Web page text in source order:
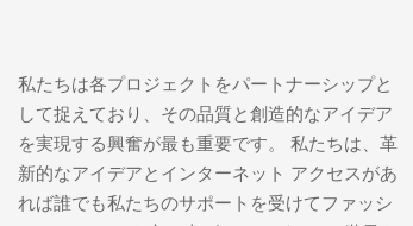
私たちは各プロジェクトをパートナーシップと
して捉えており、その品質と創造的なアイデア
を実現する興奮が最も重要です。 私たちは、革
新的なアイデアとインターネット アクセスがあ
れば誰でも私たちのサポートを受けてファッシ